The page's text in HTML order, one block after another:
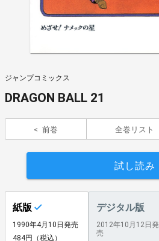
ジャンプコミックス
DRAGON BALL 21
前巻 全巻リスト
試し読み
紙版
1990年4月10日発売
484円（税込）
デジタル版
2012年10月12日発
売